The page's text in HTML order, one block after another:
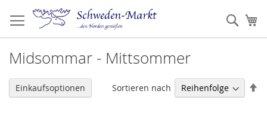
Inhalt
springen
Midsommar - Mittsommer
Sortieren nach
Einkaufsoptionen